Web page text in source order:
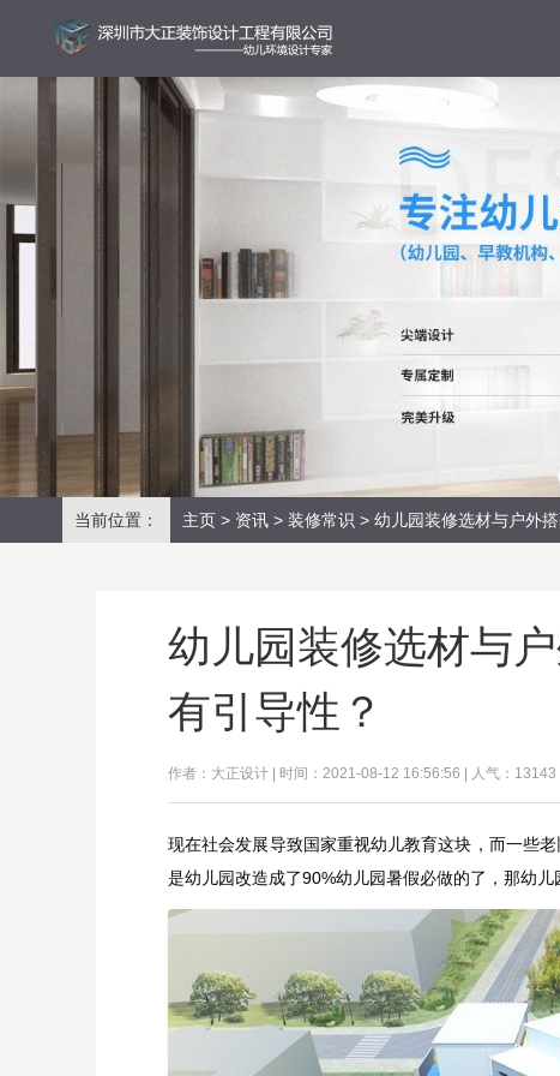
当前位置： 主页 > 资讯 > 装修常识 > 幼儿园装修选材与户外
幼儿园装修选材与
有引导性？
作者：大正设计 | 时间：2021-08-12 16:56:56 | 人气：13143
现在社会发展导致国家重视幼儿教育这块，而一些老
是幼儿园改造成了90%幼儿园暑假必做的了，那幼